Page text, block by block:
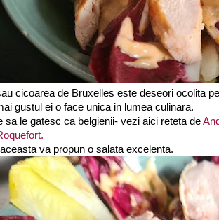
cicoarea de Bruxelles este deseori ocolita
gustul ei o face unica in lumea culinara.
sa le gatesc ca belgienii- vezi aici reteta de
va propun o salata excelenta.